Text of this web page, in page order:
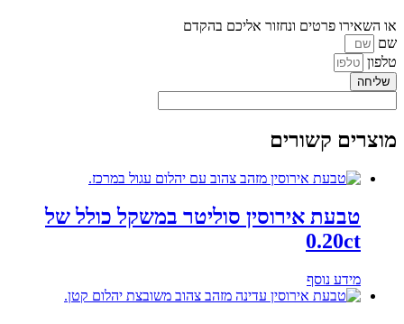
או השאירו פרטים ונחזור אליכם בהקדם
שם
טלפון
שליחה
מוצרים קשורים
טבעת אירוסין סוליטר במשקל כולל של
0.20ct
מידע נוסף